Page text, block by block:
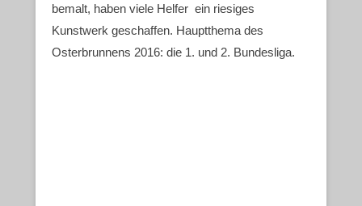
bemalt, haben viele Helfer ein riesiges
Kunstwerk geschaffen. Hauptthema des
Osterbrunnens 2016: die 1. und 2. Bundesliga.